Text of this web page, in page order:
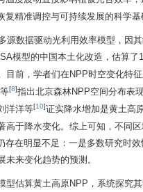
精准调控与可持续发展的科学基
源数据驱动光利用效率模型，因
模型的中国本土化改造，估算
前，学者们在NPP时空变化特
[8]指出北京森林NPP空间分布表
洋洋等[10]证实降水增加是黄土高
于降水变化。综上可知，不同
在明显不足：一是多数研究时
来变化趋势的预测。
估算黄土高原NPP，系统探究